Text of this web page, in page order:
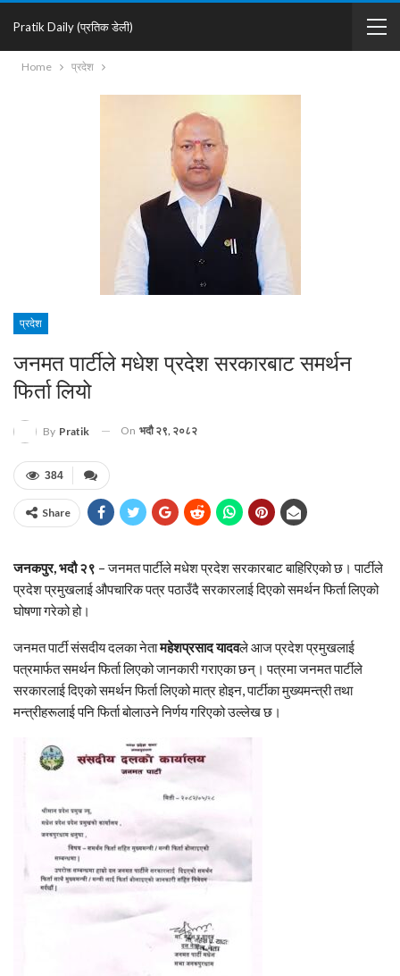
Pratik Daily (प्रतिक डेली)
Home प्रदेश
प्रदेश
जनमत पार्टीले मधेश प्रदेश सरकारबाट समर्थन
फिर्ता लियो
By Pratik On भदौ २९, २०८२
384
Share
जनकपुर, भदौ २९ – जनमत पार्टीले मधेश प्रदेश सरकारबाट बाहिरिएको छ। पार्टीले
प्रदेश प्रमुखलाई औपचारिक पत्र पठाउँदै सरकारलाई दिएको समर्थन फिर्ता लिएको
घोषणा गरेको हो।
जनमत पार्टी संसदीय दलका नेतामहेशप्रसाद यादवले आज प्रदेश प्रमुखलाई
पत्रमार्फत समर्थन फिर्ता लिएको जानकारी गराएका छन्। पत्रमा जनमत पार्टीले
सरकारलाई दिएको समर्थन फिर्ता लिएको मात्र होइन, पार्टीका मुख्यमन्त्री तथा
मन्त्रीहरूलाई पनि फिर्ता बोलाउने निर्णय गरिएको उल्लेख छ।